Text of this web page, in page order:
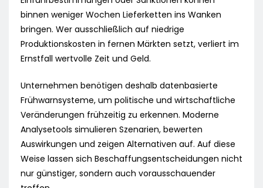
binnen weniger Wochen Lieferketten ins Wanken
bringen. Wer ausschließlich auf niedrige
Produktionskosten in fernen Märkten setzt, verliert im
Ernstfall wertvolle Zeit und Geld.
Unternehmen benötigen deshalb datenbasierte
Frühwarnsysteme, um politische und wirtschaftliche
Veränderungen frühzeitig zu erkennen. Moderne
Analysetools simulieren Szenarien, bewerten
Auswirkungen und zeigen Alternativen auf. Auf diese
Weise lassen sich Beschaffungsentscheidungen nicht
nur günstiger, sondern auch vorausschauender